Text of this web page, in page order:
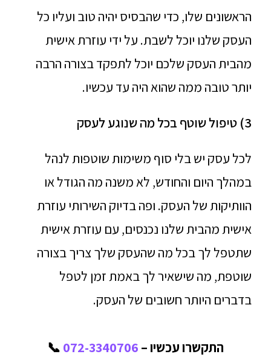
הראשונים שלו, כדי שהבסיס יהיה טוב ועליו כל
העסק שלנו יוכל לשבת. על ידי עוזרת אישית
מהבית העסק שלכם יוכל לתפקד בצורה הרבה
יותר טובה ממה שהוא היה עד עכשיו.
3) טיפול שוטף בכל מה שנוגע לעסק
לכל עסק יש בלי סוף משימות שוטפות לנהל
במהלך היום והחודש, לא משנה מה הגודל או
הוותיקות של העסק. ופה בדיוק השירותי עוזרת
אישית מהבית שלנו נכנסים, עם עוזרת אישית
שתטפל לך בכל מה שהעסק שלך צריך בצורה
שוטפת, מה שישאיר לך באמת זמן לטפל
בדברים היותר חשובים של העסק.
התקשרו עכשיו – 072-3340706
📞